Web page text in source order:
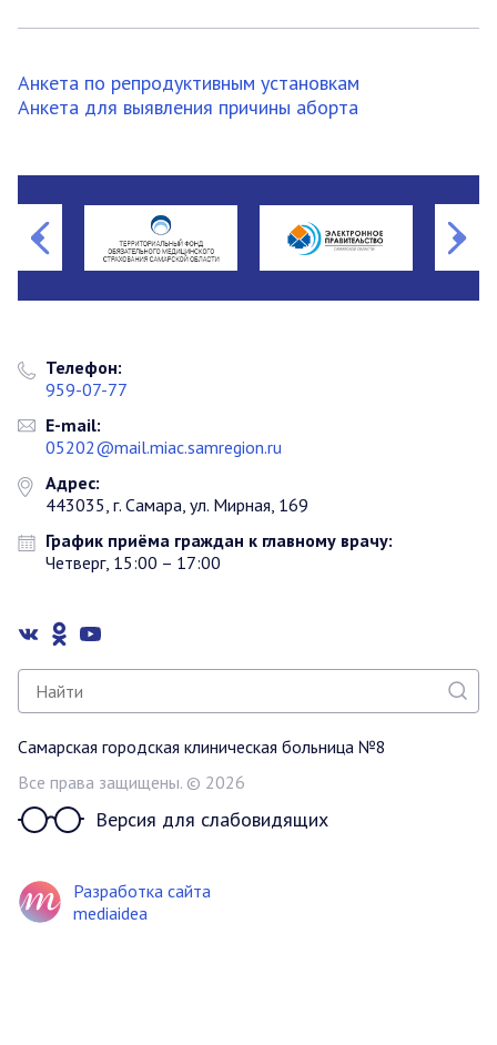
Анкета по репродуктивным установкам
Анкета для выявления причины аборта
Самарская городская клиническая больница №8
Все права защищены. © 2026
Версия для слабовидящих
Телефон:
959-07-77
E-mail:
05202@mail.miac.samregion.ru
Адрес:
443035, г. Самара, ул. Мирная, 169
График приёма граждан к главному врачу:
Четверг, 15:00 – 17:00
Разработка сайта
mediaidea